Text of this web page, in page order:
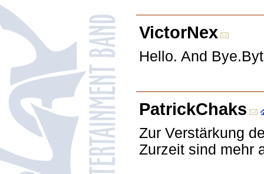
VictorNex
Hello. And
PatrickChaks
Zur Verstärkung
Zurzeit sind mehr